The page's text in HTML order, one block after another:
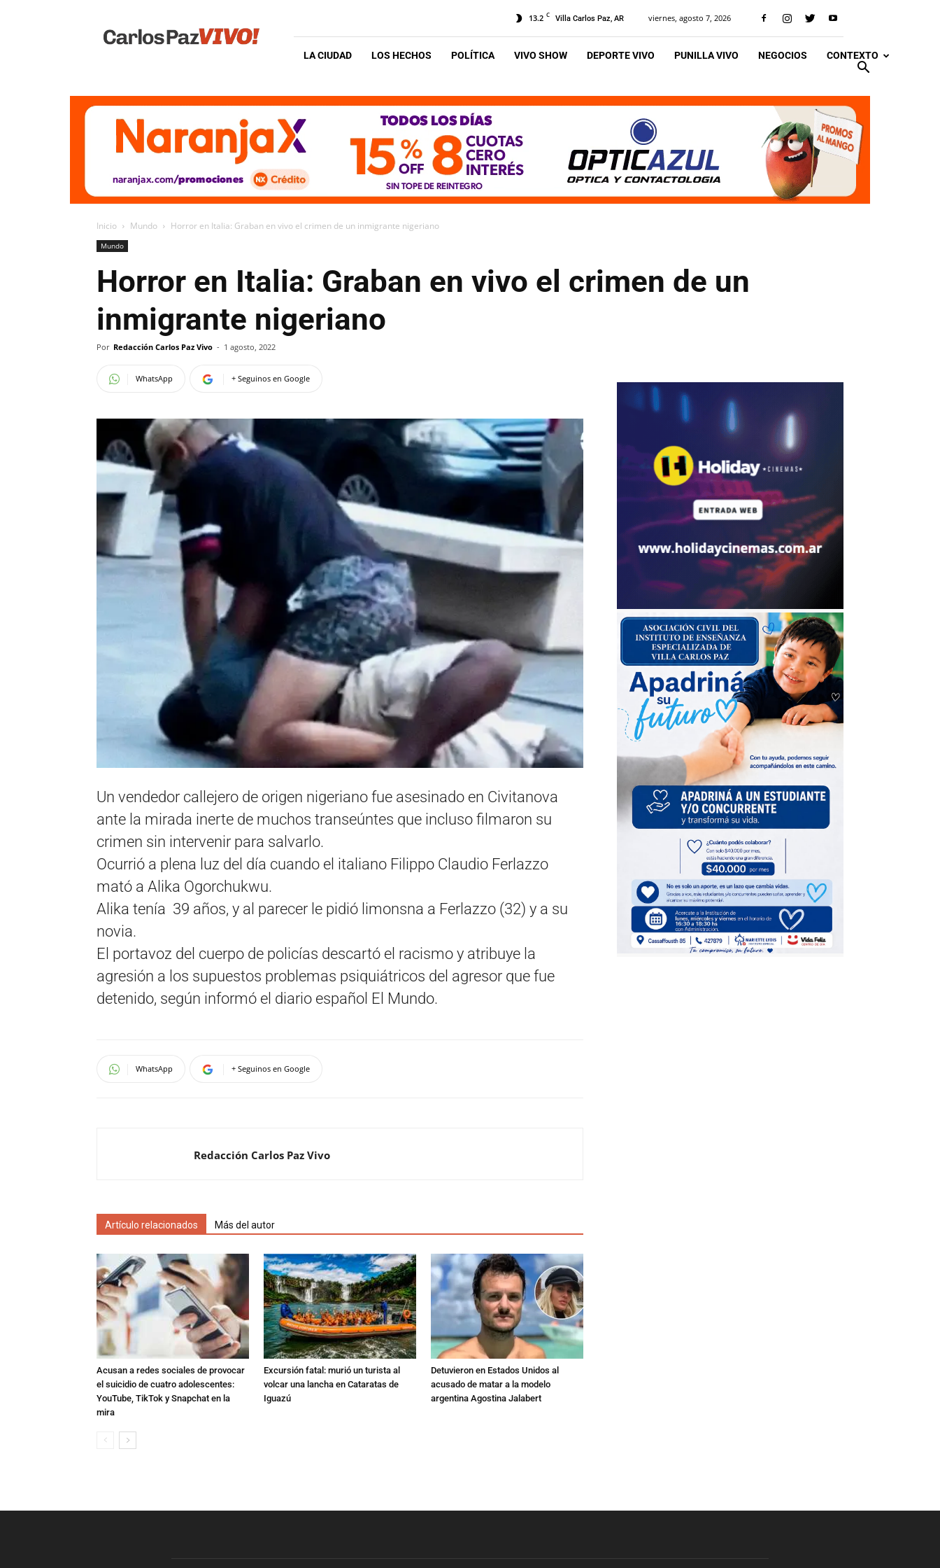
Vivo
13.2 C Villa Carlos Paz, AR viernes, agosto 7, 2026
LA CIUDAD LOS HECHOS POLÍTICA VIVO SHOW DEPORTE VIVO PUNILLA VIVO NEGOCIOS CONTEXTO
Inicio Mundo Horror en Italia: Graban en vivo el crimen de un inmigrante nigeriano
Mundo
Horror en Italia: Graban en vivo el crimen de un
inmigrante nigeriano
Por Redacción Carlos Paz Vivo - 1 agosto, 2022
WhatsApp + Seguinos en Google
Un vendedor callejero de origen nigeriano fue asesinado en Civitanova
ante la mirada inerte de muchos transeúntes que incluso filmaron su
crimen sin intervenir para salvarlo.
Ocurrió a plena luz del día cuando el italiano Filippo Claudio Ferlazzo
mató a Alika Ogorchukwu.
Alika tenía 39 años, y al parecer le pidió limonsna a Ferlazzo (32) y a su
novia.
El portavoz del cuerpo de policías descartó el racismo y atribuye la
agresión a los supuestos problemas psiquiátricos del agresor que fue
detenido, según informó el diario español El Mundo.
WhatsApp + Seguinos en Google
Redacción Carlos Paz Vivo
Artículo relacionados Más del autor
Acusan a redes sociales de provocar
el suicidio de cuatro adolescentes:
YouTube, TikTok y Snapchat en la
mira
Excursión fatal: murió un turista al
volcar una lancha en Cataratas de
Iguazú
Detuvieron en Estados Unidos al
acusado de matar a la modelo
argentina Agostina Jalabert